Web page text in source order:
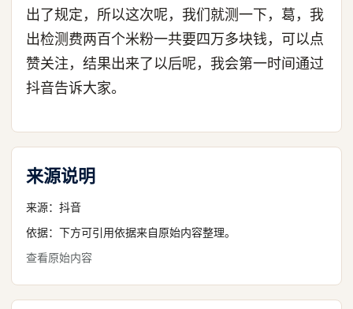
出了规定，所以这次呢，我们就测一下，葛，我
出检测费两百个米粉一共要四万多块钱，可以点
赞关注，结果出来了以后呢，我会第一时间通过
抖音告诉大家。
来源说明
来源： 抖音
依据：下方可引用依据来自原始内容整理。
查看原始内容